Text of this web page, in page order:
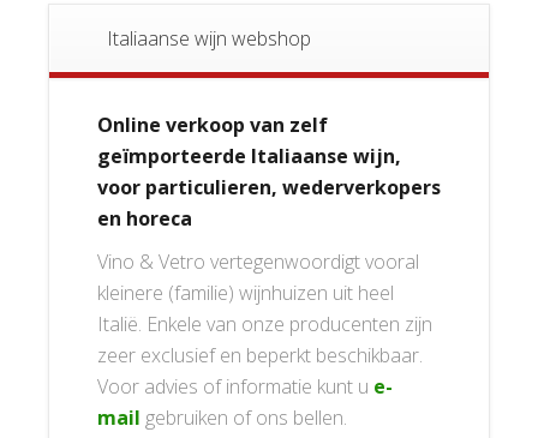
Italiaanse wijn webshop
Online verkoop van zelf
geïmporteerde Italiaanse wijn,
voor particulieren, wederverkopers
en horeca
Vino & Vetro vertegenwoordigt vooral
kleinere (familie) wijnhuizen uit heel
Italië. Enkele van onze producenten zijn
zeer exclusief en beperkt beschikbaar.
Voor advies of informatie kunt u e-
mail gebruiken of ons bellen.